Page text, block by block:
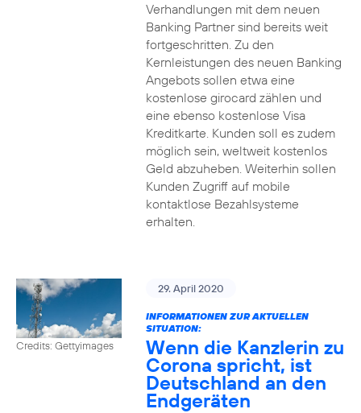
Verhandlungen mit dem neuen
Banking Partner sind bereits weit
fortgeschritten. Zu den
Kernleistungen des neuen Banking
Angebots sollen etwa eine
kostenlose girocard zählen und
eine ebenso kostenlose Visa
Kreditkarte. Kunden soll es zudem
möglich sein, weltweit kostenlos
Geld abzuheben. Weiterhin sollen
Kunden Zugriff auf mobile
kontaktlose Bezahlsysteme
erhalten.
Credits: Gettyimages
29. April 2020
INFORMATIONEN ZUR AKTUELLEN
SITUATION:
Wenn die Kanzlerin zu
Corona spricht, ist
Deutschland an den
Endgeräten